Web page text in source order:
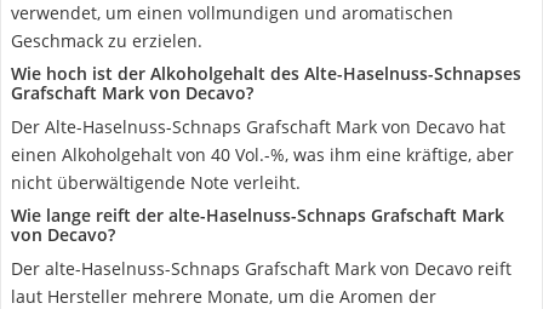
verwendet, um einen vollmundigen und aromatischen
Geschmack zu erzielen.
Wie hoch ist der Alkoholgehalt des Alte-Haselnuss-Schnapses
Grafschaft Mark von Decavo?
Der Alte-Haselnuss-Schnaps Grafschaft Mark von Decavo hat
einen Alkoholgehalt von 40 Vol.-%, was ihm eine kräftige, aber
nicht überwältigende Note verleiht.
Wie lange reift der alte-Haselnuss-Schnaps Grafschaft Mark
von Decavo?
Der alte-Haselnuss-Schnaps Grafschaft Mark von Decavo reift
laut Hersteller mehrere Monate, um die Aromen der